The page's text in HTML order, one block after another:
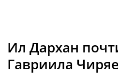
Ил Дархан
Гавриила